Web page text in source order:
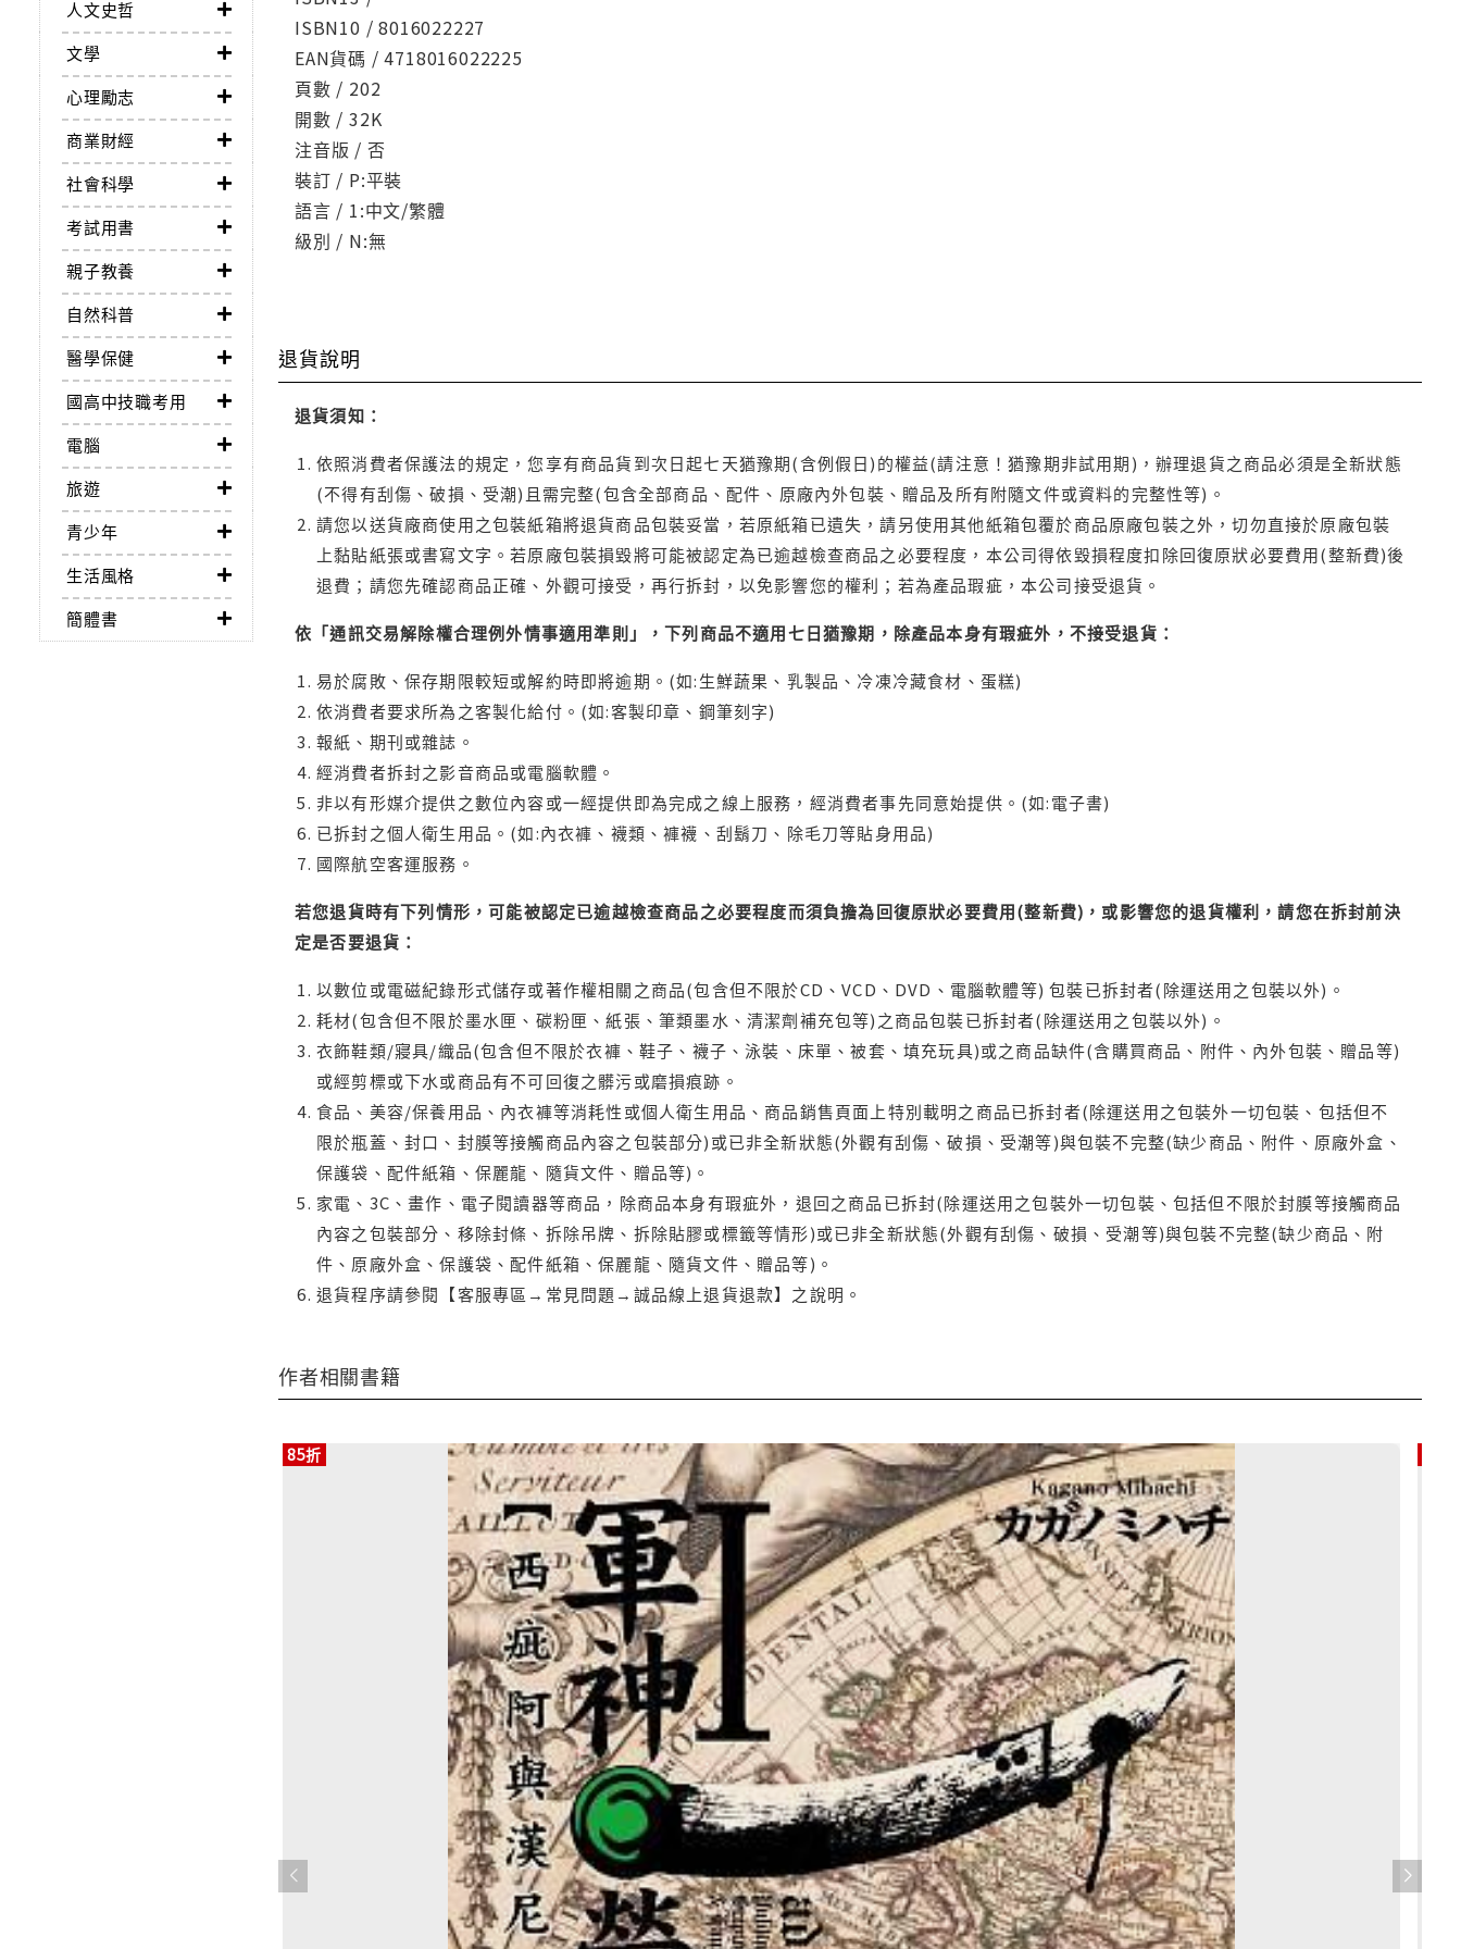
人文史哲
文學
心理勵志
商業財經
社會科學
考試用書
親子教養
自然科普
醫學保健
國高中技職考用
電腦
旅遊
青少年
生活風格
簡體書
ISBN10 / 8016022227
EAN貨碼 / 4718016022225
頁數 / 202
開數 / 32K
注音版 / 否
裝訂 / P:平裝
語言 / 1:中文/繁體
級別 / N:無
退貨說明
退貨須知：
依照消費者保護法的規定，您享有商品貨到次日起七天猶豫期(含例假日)的權益(請注意！猶豫期非試用期)，辦理退貨之商品必須是全新狀態
(不得有刮傷、破損、受潮)且需完整(包含全部商品、配件、原廠內外包裝、贈品及所有附隨文件或資料的完整性等)。
請您以送貨廠商使用之包裝紙箱將退貨商品包裝妥當，若原紙箱已遺失，請另使用其他紙箱包覆於商品原廠包裝之外，切勿直接於原廠包裝
上黏貼紙張或書寫文字。若原廠包裝損毀將可能被認定為已逾越檢查商品之必要程度，本公司得依毀損程度扣除回復原狀必要費用(整新費)後
退費；請您先確認商品正確、外觀可接受，再行拆封，以免影響您的權利；若為產品瑕疵，本公司接受退貨。
依「通訊交易解除權合理例外情事適用準則」，下列商品不適用七日猶豫期，除產品本身有瑕疵外，不接受退貨：
易於腐敗、保存期限較短或解約時即將逾期。(如:生鮮蔬果、乳製品、冷凍冷藏食材、蛋糕)
依消費者要求所為之客製化給付。(如:客製印章、鋼筆刻字)
報紙、期刊或雜誌。
經消費者拆封之影音商品或電腦軟體。
非以有形媒介提供之數位內容或一經提供即為完成之線上服務，經消費者事先同意始提供。(如:電子書)
已拆封之個人衛生用品。(如:內衣褲、襪類、褲襪、刮鬍刀、除毛刀等貼身用品)
國際航空客運服務。
若您退貨時有下列情形，可能被認定已逾越檢查商品之必要程度而須負擔為回復原狀必要費用(整新費)，或影響您的退貨權利，請您在拆封前決
定是否要退貨：
以數位或電磁紀錄形式儲存或著作權相關之商品(包含但不限於CD、VCD、DVD、電腦軟體等) 包裝已拆封者(除運送用之包裝以外)。
耗材(包含但不限於墨水匣、碳粉匣、紙張、筆類墨水、清潔劑補充包等)之商品包裝已拆封者(除運送用之包裝以外)。
衣飾鞋類/寢具/織品(包含但不限於衣褲、鞋子、襪子、泳裝、床單、被套、填充玩具)或之商品缺件(含購買商品、附件、內外包裝、贈品等)
或經剪標或下水或商品有不可回復之髒污或磨損痕跡。
食品、美容/保養用品、內衣褲等消耗性或個人衛生用品、商品銷售頁面上特別載明之商品已拆封者(除運送用之包裝外一切包裝、包括但不
限於瓶蓋、封口、封膜等接觸商品內容之包裝部分)或已非全新狀態(外觀有刮傷、破損、受潮等)與包裝不完整(缺少商品、附件、原廠外盒、
保護袋、配件紙箱、保麗龍、隨貨文件、贈品等)。
家電、3C、畫作、電子閱讀器等商品，除商品本身有瑕疵外，退回之商品已拆封(除運送用之包裝外一切包裝、包括但不限於封膜等接觸商品
內容之包裝部分、移除封條、拆除吊牌、拆除貼膠或標籤等情形)或已非全新狀態(外觀有刮傷、破損、受潮等)與包裝不完整(缺少商品、附
件、原廠外盒、保護袋、配件紙箱、保麗龍、隨貨文件、贈品等)。
退貨程序請參閱【客服專區→常見問題→誠品線上退貨退款】之說明。
作者相關書籍
85折